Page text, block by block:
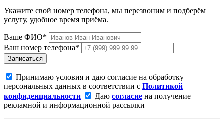
Укажите свой номер телефона, мы перезвоним и подберём
услугу, удобное время приёма.
Ваше ФИО*
Ваш номер телефона*
Записаться
Принимаю условия и даю согласие на обработку
персональных данных в соответствии с Политикой
конфиденциальности
Даю согласие на получение
рекламной и информационной рассылки